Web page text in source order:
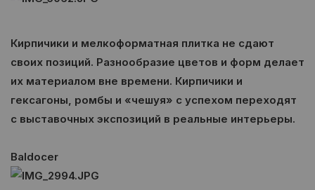
Кирпичики и мелкоформатная плитка не сдают
своих позиций. Разнообразие цветов и форм делает
их материалом вне времени. Кирпичики и
гексагоны, ромбы и «чешуя» с успехом переходят
с выставочных экспозиций в реальные интерьеры.
Baldocer